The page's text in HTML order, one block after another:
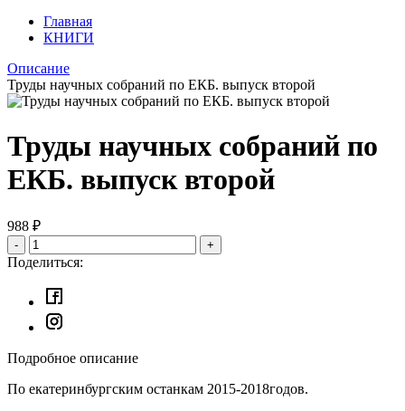
Главная
КНИГИ
Описание
Труды научных собраний по ЕКБ. выпуск второй
Труды научных собраний по
ЕКБ. выпуск второй
988 ₽
- +
Поделиться:
Подробное описание
По екатеринбургским останкам 2015-2018годов.